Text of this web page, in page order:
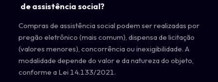
de assistência social?
Compras de assistência social podem ser realizadas por
pregão eletrônico (mais comum), dispensa de licitação
(valores menores), concorrência ou inexigibilidade. A
modalidade depende do valor e da natureza do objeto,
conforme a Lei 14.133/2021.